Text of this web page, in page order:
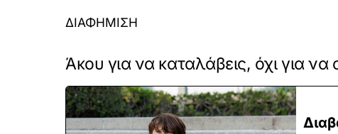
ΔΙΑΦΗΜΙΣΗ
Άκου για να καταλάβεις, όχι για να